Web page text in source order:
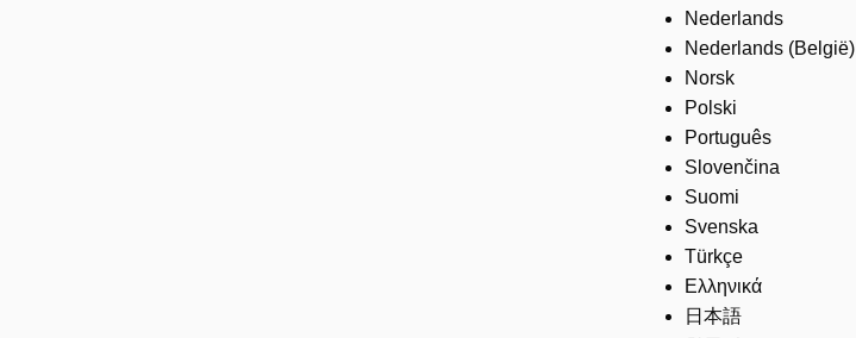
Nederlands
Nederlands (België)
Norsk
Polski
Português
Slovenčina
Suomi
Svenska
Türkçe
Ελληνικά
日本語